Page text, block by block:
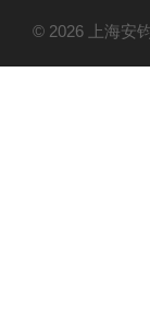
© 2026 上海安